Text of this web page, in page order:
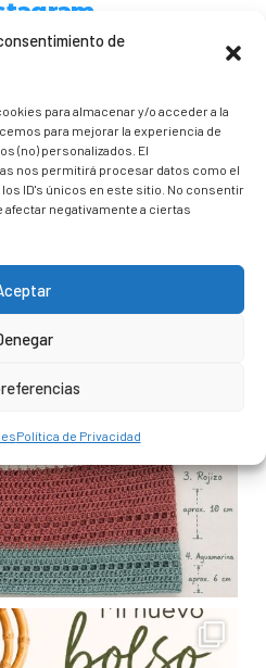
de
para almacenar y/o acceder a la
para mejorar la experiencia de
(no) personalizados. El
nos permitirá procesar datos como el
ID's únicos en este sitio. No consentir
negativamente a ciertas
Política de Privacidad
Mi tienda de productos ECO
Alquila tu Autocaravana en
blog de viajes